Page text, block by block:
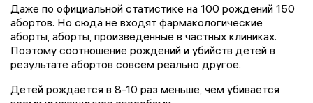
Даже по официальной статистике на 100 рождений 150
абортов. Но сюда не входят фармакологические
аборты, аборты, произведенные в частных клиниках.
Поэтому соотношение рождений и убийств детей в
результате абортов совсем реально другое.
Детей рождается в 8-10 раз меньше, чем убивается